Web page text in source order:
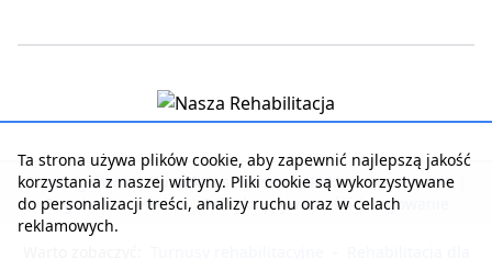
Strona główna | Kontakt z serwisem | Reklama w serwisie
Regulamin serwisu | Polityka prywatności | Logowanie
Ta strona używa plików cookie, aby zapewnić najlepszą jakość
korzystania z naszej witryny. Pliki cookie są wykorzystywane
do personalizacji treści, analizy ruchu oraz w celach
reklamowych.